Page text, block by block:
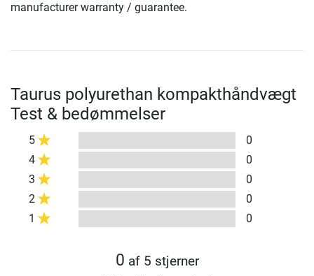
manufacturer warranty / guarantee.
Taurus polyurethan kompakthåndvægt
Test & bedømmelser
5
0
4
0
3
0
2
0
1
0
0 af 5 stjerner